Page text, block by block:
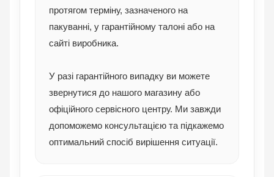
протягом терміну, зазначеного на
пакуванні, у гарантійному талоні або на
сайті виробника.
У разі гарантійного випадку ви можете
звернутися до нашого магазину або
офіційного сервісного центру. Ми завжди
допоможемо консультацією та підкажемо
оптимальний спосіб вирішення ситуації.